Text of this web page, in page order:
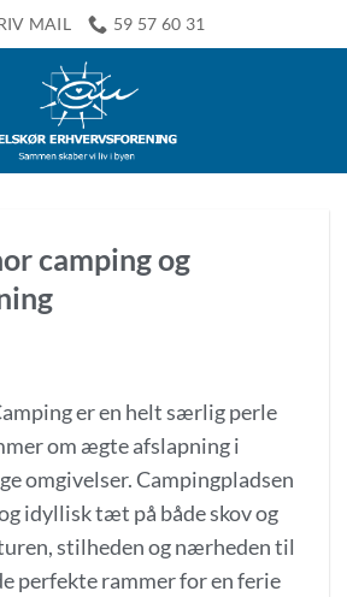
MAIL 59 57 60 31
camping og
er en helt særlig perle
om ægte afslapning i
omgivelser. Campingpladsen
idyllisk tæt på både skov og
stilheden og nærheden til
perfekte rammer for en ferie